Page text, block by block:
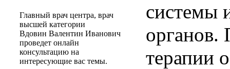
Главный врач центра, врач
высшей категории
Вдовин Валентин Иванович
проведет онлайн
консультацию на
интересующие вас темы.
системы
органов.
терапии